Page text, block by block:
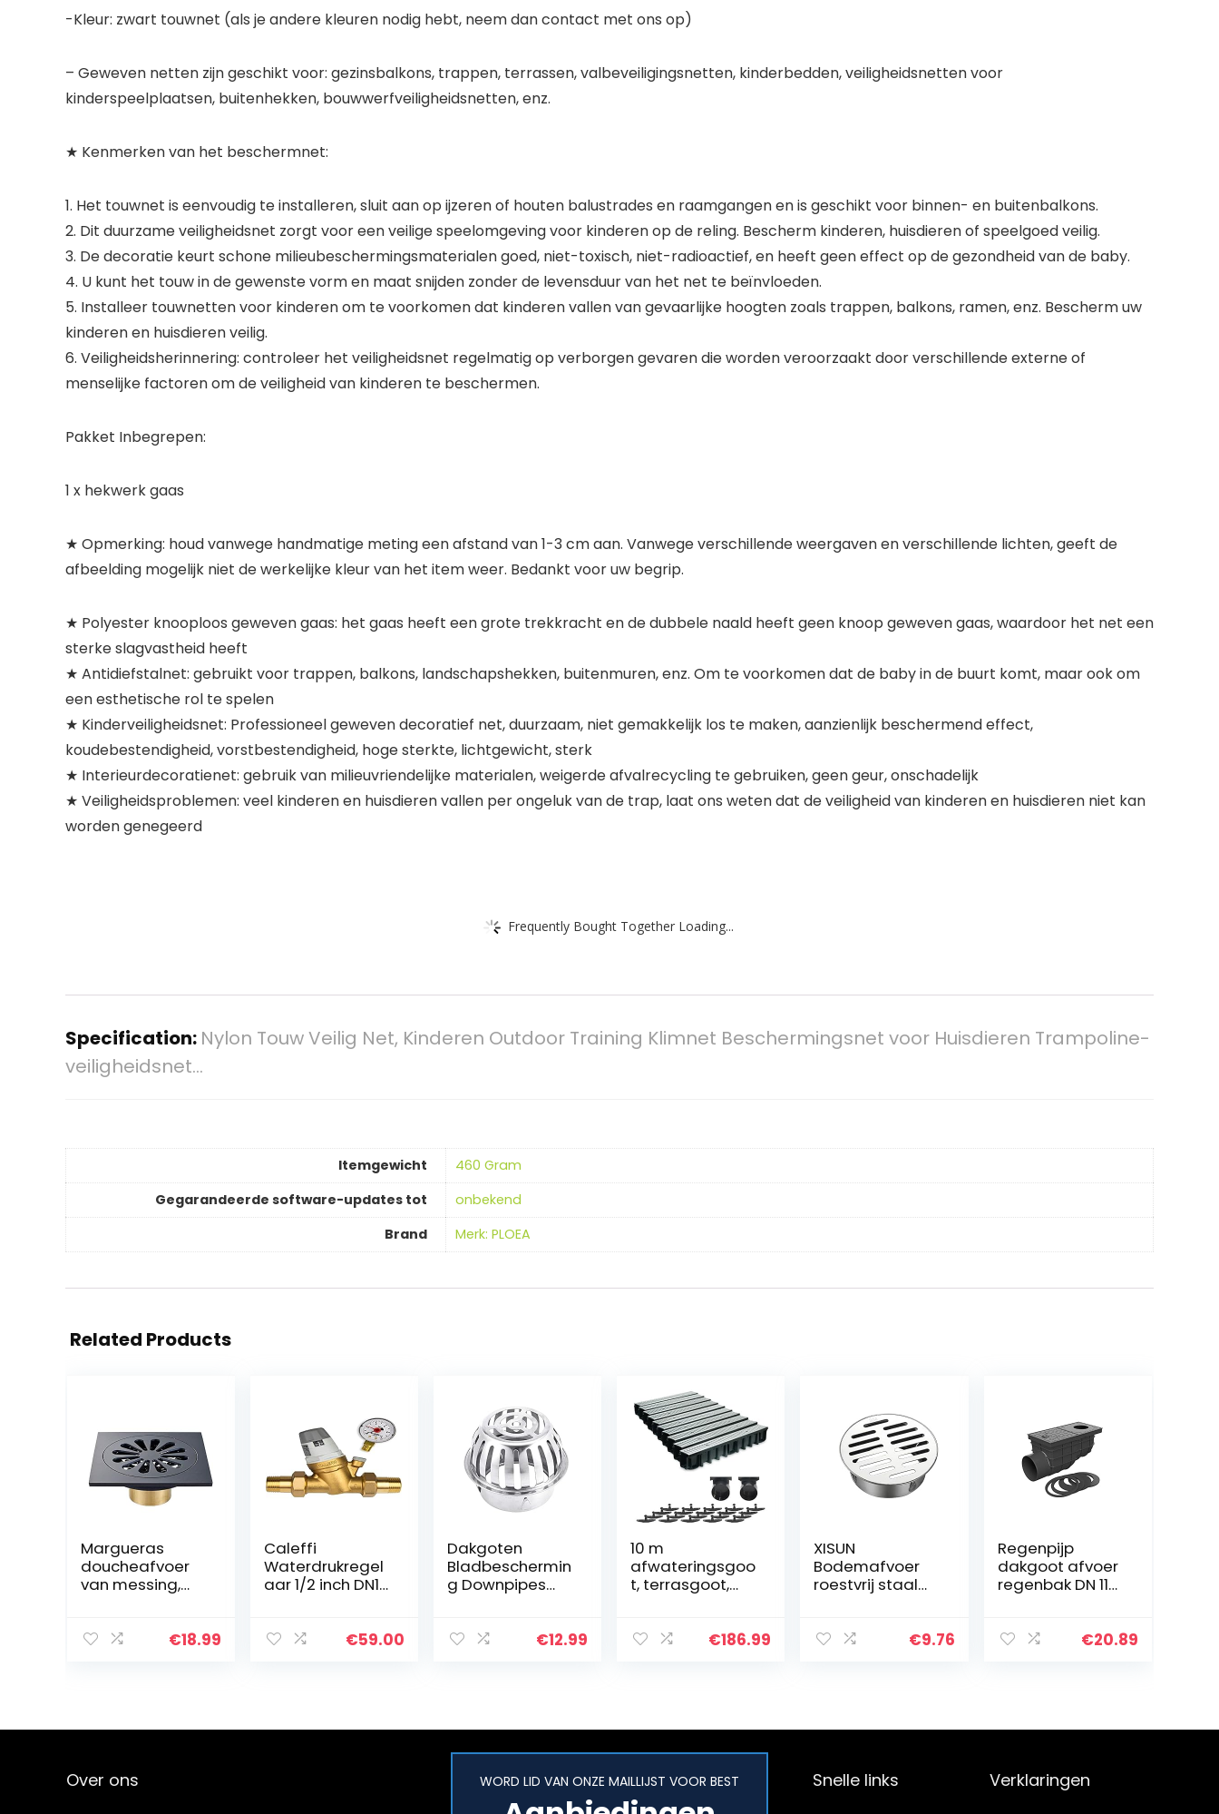
-Kleur: zwart touwnet (als je andere kleuren nodig hebt, neem dan contact met ons op)
– Geweven netten zijn geschikt voor: gezinsbalkons, trappen, terrassen, valbeveiligingsnetten, kinderbedden, veiligheidsnetten voor
kinderspeelplaatsen, buitenhekken, bouwwerfveiligheidsnetten, enz.
★ Kenmerken van het beschermnet:
1. Het touwnet is eenvoudig te installeren, sluit aan op ijzeren of houten balustrades en raamgangen en is geschikt voor binnen- en buitenbalkons.
2. Dit duurzame veiligheidsnet zorgt voor een veilige speelomgeving voor kinderen op de reling. Bescherm kinderen, huisdieren of speelgoed veilig.
3. De decoratie keurt schone milieubeschermingsmaterialen goed, niet-toxisch, niet-radioactief, en heeft geen effect op de gezondheid van de baby.
4. U kunt het touw in de gewenste vorm en maat snijden zonder de levensduur van het net te beïnvloeden.
5. Installeer touwnetten voor kinderen om te voorkomen dat kinderen vallen van gevaarlijke hoogten zoals trappen, balkons, ramen, enz. Bescherm uw
kinderen en huisdieren veilig.
6. Veiligheidsherinnering: controleer het veiligheidsnet regelmatig op verborgen gevaren die worden veroorzaakt door verschillende externe of
menselijke factoren om de veiligheid van kinderen te beschermen.
Pakket Inbegrepen:
1 x hekwerk gaas
★ Opmerking: houd vanwege handmatige meting een afstand van 1-3 cm aan. Vanwege verschillende weergaven en verschillende lichten, geeft de
afbeelding mogelijk niet de werkelijke kleur van het item weer. Bedankt voor uw begrip.
★ Polyester knooploos geweven gaas: het gaas heeft een grote trekkracht en de dubbele naald heeft geen knoop geweven gaas, waardoor het net een
sterke slagvastheid heeft
★ Antidiefstalnet: gebruikt voor trappen, balkons, landschapshekken, buitenmuren, enz. Om te voorkomen dat de baby in de buurt komt, maar ook om
een ​​esthetische rol te spelen
★ Kinderveiligheidsnet: Professioneel geweven decoratief net, duurzaam, niet gemakkelijk los te maken, aanzienlijk beschermend effect,
koudebestendigheid, vorstbestendigheid, hoge sterkte, lichtgewicht, sterk
★ Interieurdecoratienet: gebruik van milieuvriendelijke materialen, weigerde afvalrecycling te gebruiken, geen geur, onschadelijk
★ Veiligheidsproblemen: veel kinderen en huisdieren vallen per ongeluk van de trap, laat ons weten dat de veiligheid van kinderen en huisdieren niet kan
worden genegeerd
Frequently Bought Together Loading...
Specification: Nylon Touw Veilig Net, Kinderen Outdoor Training Klimnet Beschermingsnet voor Huisdieren Trampoline-
veiligheidsnet…
Itemgewicht
‎460 Gram
Gegarandeerde software-updates tot
‎onbekend
Brand
Merk: PLOEA
Related Products
Margueras
doucheafvoer
van messing,
badkamer
€18.99
Caleffi
Waterdrukregel
aar 1/2 inch DN15
verwisselbare
€59.00
Dakgoten
Bladbeschermin
g Downpipes
Downpipe-
€12.99
10 m
afwateringsgoo
t, terrasgoot,
complete set,
€186.99
XISUN
Bodemafvoer
roestvrij staal
er dakkafvoer
€9.76
Regenpijp
dakgoot afvoer
regenbak DN 110
€20.89
Over ons WORD LID VAN ONZE MAILLIJST VOOR BEST Snelle links Verklaringen